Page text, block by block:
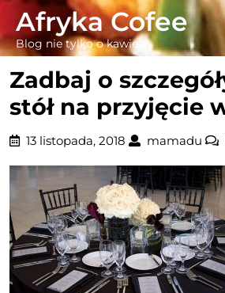
Skip
content
Afryka Cofee
Blog nie tylko o kawie
Zadbaj o
stół na przyjęcie
13 listopada, 2018 13
2018
mamadu